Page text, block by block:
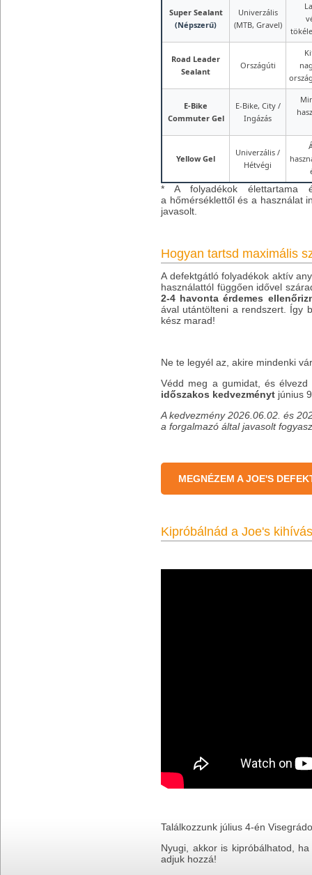
Super Sealant
(Népszerű)
Univerzális
(MTB, Gravel)
Road Leader
Sealant
Országúti
E-Bike
Commuter Gel
E-Bike, City /
Ingázás
Yellow Gel
Univerzális /
Hétvégi
* A folyadékok élettartama
a hőmérséklettől és a használat
javasolt.
Hogyan tartsd maximális
A defektgátló folyadékok aktív
használattól függően idővel
2-4 havonta érdemes
ával utántölteni a rendszert. Így
kész marad!
Ne te legyél az, akire mindenki
Védd meg a gumidat, és
időszakos kedvezményt június
A kedvezmény 2026.06.02. és
a forgalmazó által javasolt
MEGNÉZEM A JOE'S
Kipróbálnád a Joe's
Találkozzunk július 4-én
Nyugi, akkor is kipróbálhatod,
adjuk hozzá!